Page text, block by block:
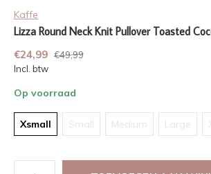
Kaffe
Lizza Round Neck Knit Pullover Toasted
€24,99 €49,99
Incl. btw
Op voorraad
Xsmall Small Medium Large